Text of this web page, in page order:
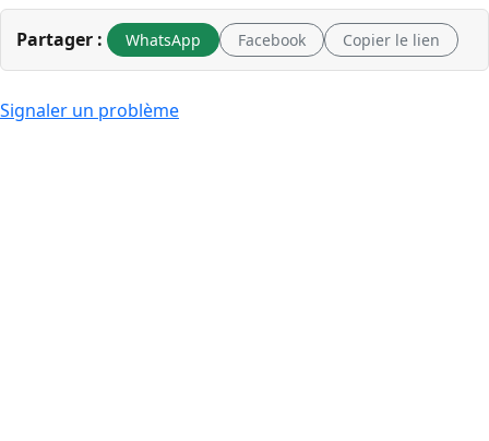
Partager : WhatsApp Facebook Copier le lien
Signaler un problème